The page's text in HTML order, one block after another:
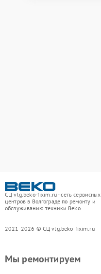
СЦ vlg.beko-fixim.ru - сеть сервисных
центров в Волгограде по ремонту и
обслуживанию техники Beko
2021-2026 © СЦ vlg.beko-fixim.ru
Мы ремонтируем